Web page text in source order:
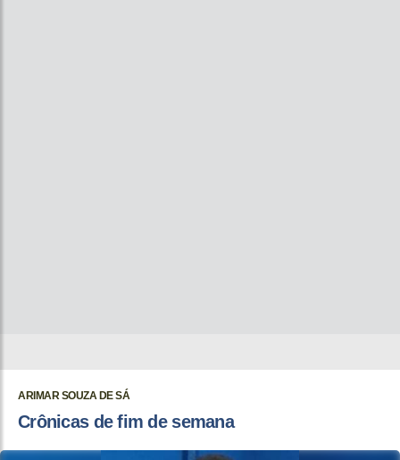
ARIMAR SOUZA DE SÁ
Crônicas de fim de semana